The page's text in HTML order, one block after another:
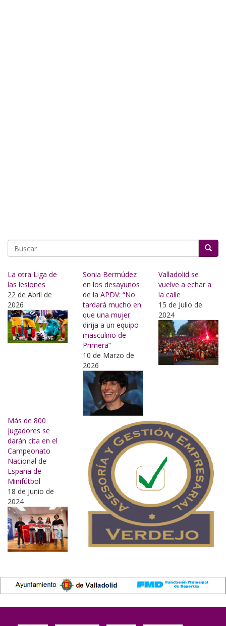
La otra Liga de
las lesiones
22 de Abril de
2026
Sonia Bermúdez
en los desayunos
de la APDV: “No
tardará mucho en
que una mujer
dirija a un equipo
masculino de
Primera”
10 de Marzo de
2026
Valladolid se
vuelve a echar a
la calle
15 de Julio de
2024
Más de 800
jugadores se
darán cita en el
Campeonato
Nacional de
España de
Minifútbol
18 de Junio de
2024